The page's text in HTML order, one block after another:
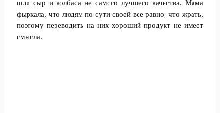
шли сыр и колбаса не самого лучшего качества. Мама
фыркала, что людям по сути своей все равно, что жрать,
поэтому переводить на них хороший продукт не имеет
смысла.